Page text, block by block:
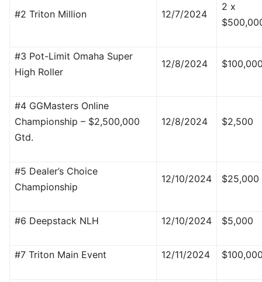
#2 Triton Million 12/7/2024
2 x
#3 Pot-Limit Omaha Super
High Roller
12/8/2024
#4 GGMasters Online
Championship – $2,500,000
Gtd.
12/8/2024 $2,500
#5 Dealer’s Choice
Championship
12/10/2024 $25,000
#6 Deepstack NLH 12/10/2024 $5,000
#7 Triton Main Event 12/11/2024